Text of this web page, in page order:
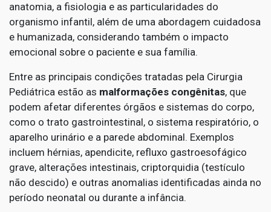
anatomia, a fisiologia e as particularidades do
organismo infantil, além de uma abordagem cuidadosa
e humanizada, considerando também o impacto
emocional sobre o paciente e sua família.
Entre as principais condições tratadas pela Cirurgia
Pediátrica estão as malformações congênitas, que
podem afetar diferentes órgãos e sistemas do corpo,
como o trato gastrointestinal, o sistema respiratório, o
aparelho urinário e a parede abdominal. Exemplos
incluem hérnias, apendicite, refluxo gastroesofágico
grave, alterações intestinais, criptorquidia (testículo
não descido) e outras anomalias identificadas ainda no
período neonatal ou durante a infância.